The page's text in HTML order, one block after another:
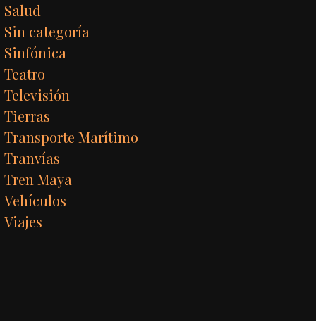
Salud
Sin categoría
Sinfónica
Teatro
Televisión
Tierras
Transporte Marítimo
Tranvías
Tren Maya
Vehículos
Viajes